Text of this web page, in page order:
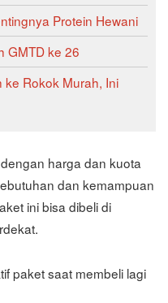
Protein Hewani
GMTD ke 26
ke Rokok Murah, Ini
harga dan kuota
dan kemampuan
ini bisa dibeli di
paket saat membeli lagi